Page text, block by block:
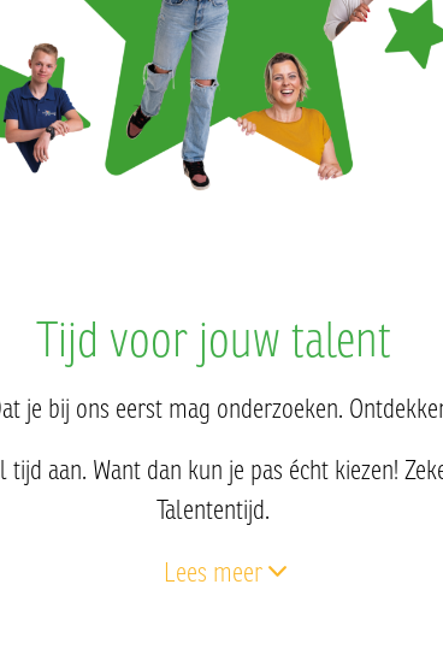
Tijd voor jouw talent
je bij ons eerst mag onderzoeken.
aan. Want dan kun je pas écht kiezen!
Talententijd.
Lees meer